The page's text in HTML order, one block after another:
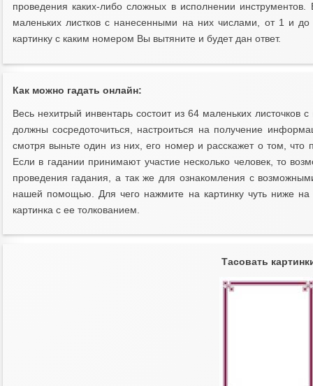
проведения каких-либо сложных в исполнении
маленьких листков с нанесенными на них числами, от 1 и до
картинку с каким номером Вы вытяните и будет дан ответ.
Как можно гадать онлайн:
Весь нехитрый инвентарь состоит из 64 маленьких
должны сосредоточиться, настроиться на получение
смотря выньте один из них, его номер и расскажет о том, что
Если в гадании принимают участие несколько человек, то
проведения гадания, а так же для ознакомления с
нашей помощью. Для чего нажмите на картинку чуть ниже
картинка с ее толкованием.
Тасовать